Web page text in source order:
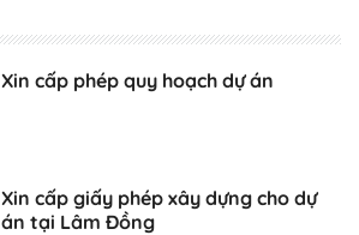
Xin cấp phép quy hoạch dự án
Xin cấp giấy phép xây dựng cho dự
án tại Lâm Đồng